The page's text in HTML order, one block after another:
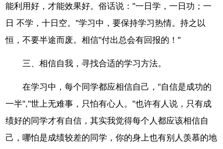
能利用好，才能效果好。俗话说："一日学，一日功；一
日 不学，十日空。"学习中，要保持学习热情。持之以
恒，不要半途而废。相信"付出总会有回报的！"
三、相信自我，寻找合适的学习方法。
在学习中，每个同学都应相信自己，"自信是成功的
一半","世上无难事，只怕有心人。"也许有人说，只有成
绩好的同学才有自信，其实我觉得每个人都应该相信自
己，哪怕是成绩较差的同学，你的身上也有别人羡慕的地